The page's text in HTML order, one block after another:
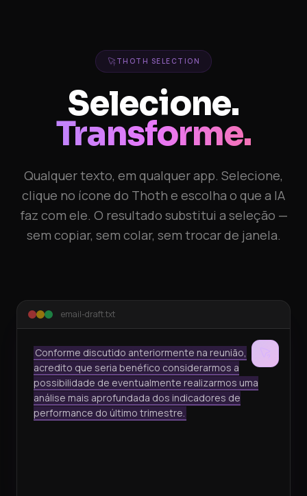
THOTH SELECTION
Selecione.
Transforme.
Qualquer texto, em qualquer app. Selecione,
clique no ícone do Thoth e escolha o que a IA
faz com ele. O resultado substitui a seleção —
sem copiar, sem colar, sem trocar de janela.
email-draft.txt
Conforme discutido anteriormente na reunião,
acredito que seria benéfico considerarmos a
possibilidade de eventualmente realizarmos uma
análise mais aprofundada dos indicadores de
performance do último trimestre.